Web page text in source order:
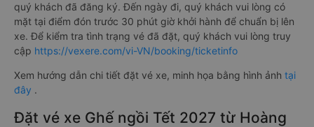
quý khách đã đăng ký. Đến ngày đi, quý khách vui lòng có
mặt tại điểm đón trước 30 phút giờ khởi hành để chuẩn bị lên
xe. Để kiểm tra tình trạng vé đã đặt, quý khách vui lòng truy
cập https://vexere.com/vi-VN/booking/ticketinfo
Xem hướng dẫn chi tiết đặt vé xe, minh họa bằng hình ảnh tại
đây .
Đặt vé xe Ghế ngồi Tết 2027 từ Hoàng